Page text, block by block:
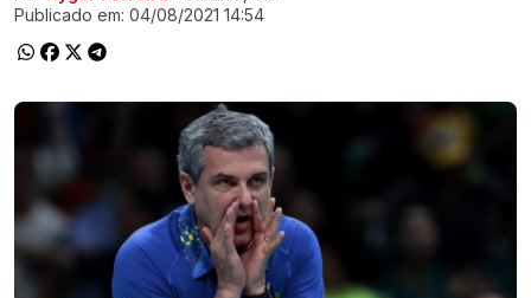
Publicado em: 04/08/2021 14:54